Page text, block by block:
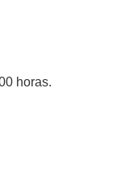
horas.